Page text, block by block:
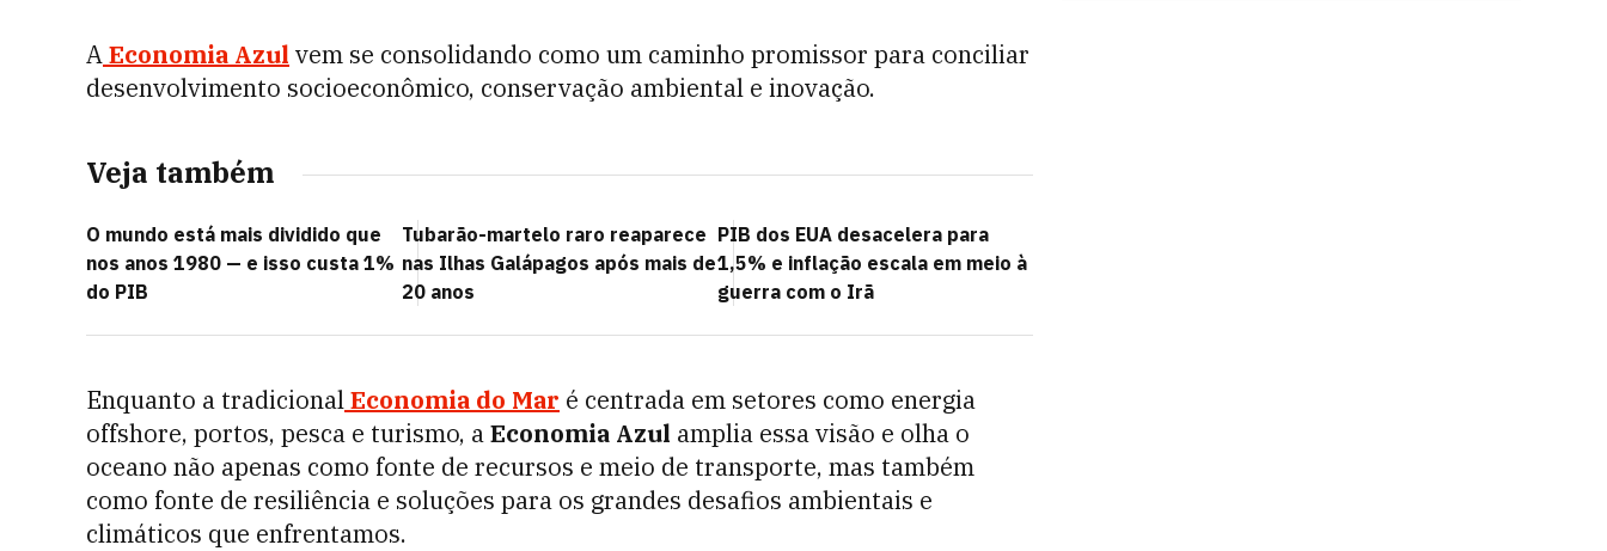
AEconomia Azul vem se consolidando como um caminho promissor para conciliar
desenvolvimento socioeconômico, conservação ambiental e inovação.
Veja também
O mundo está mais dividido que
nos anos 1980 — e isso custa 1%
do PIB
Tubarão-martelo raro reaparece
nas Ilhas Galápagos após mais de
20 anos
PIB dos EUA desacelera para
1,5% e inflação escala em meio à
guerra com o Irã
Enquanto a tradicionalEconomia do Mar é centrada em setores como energia
offshore, portos, pesca e turismo, aEconomia Azul amplia essa visão e olha o
oceano não apenas como fonte de recursos e meio de transporte, mas também
como fonte de resiliência e soluções para os grandes desafios ambientais e
climáticos que enfrentamos.